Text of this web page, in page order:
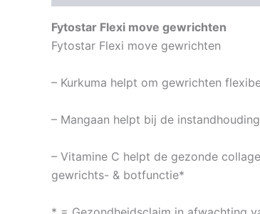
Fytostar Flexi move gewrichten
Fytostar Flexi move gewrichten
– Kurkuma helpt om gewrichten
– Mangaan helpt bij de
– Vitamine C helpt de gezonde
gewrichts- & botfunctie*